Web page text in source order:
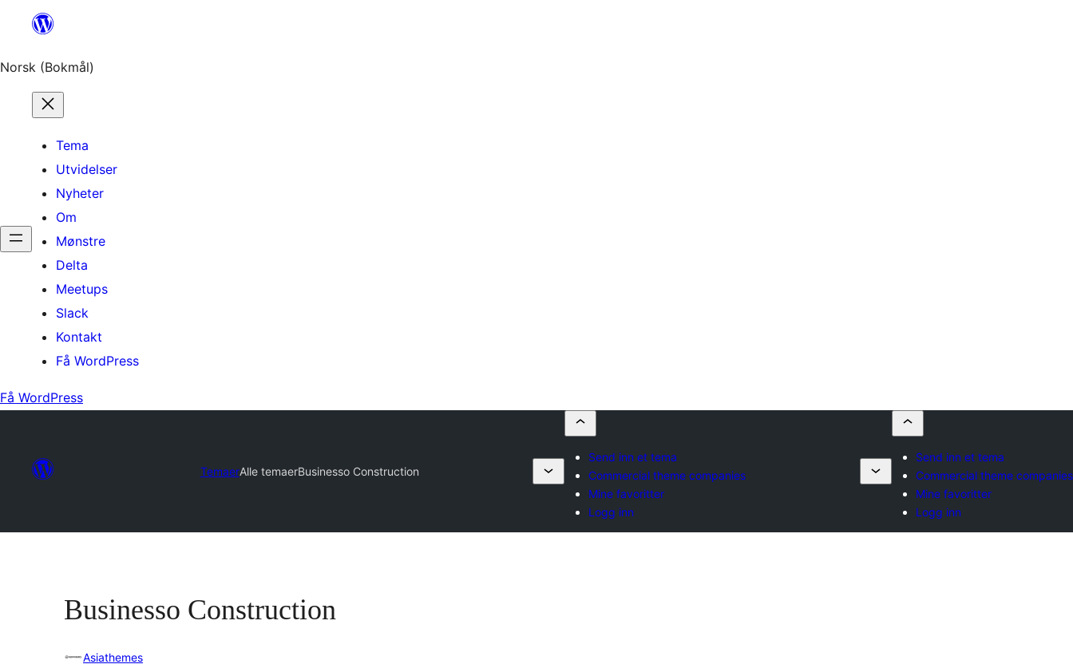
innhold
Norsk (Bokmål)
Tema
Utvidelser
Nyheter
Om
Mønstre
Delta
Meetups
Slack
Kontakt
Få WordPress
Få WordPress
TemaerAlle temaerBusinesso Construction
Send inn et tema
Commercial theme companies
Mine favoritter
Logg inn
Send inn et tema
Commercial theme companies
Mine favoritter
Logg inn
Businesso Construction
Asiathemes